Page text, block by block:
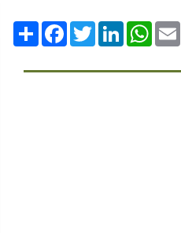
انشر
FacebookTwitterLinkedIn
WhatsAppEmail